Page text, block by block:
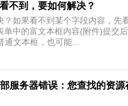
不到，要如何解决？
如果看不到某个字段内容，先
中的富文本框内容(附件)提交
文本框，也可能...
服务器错误：您查找的资